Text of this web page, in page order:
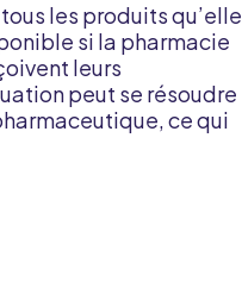
les produits qu’elle
si la pharmacie
leurs
peut se résoudre
ce qui